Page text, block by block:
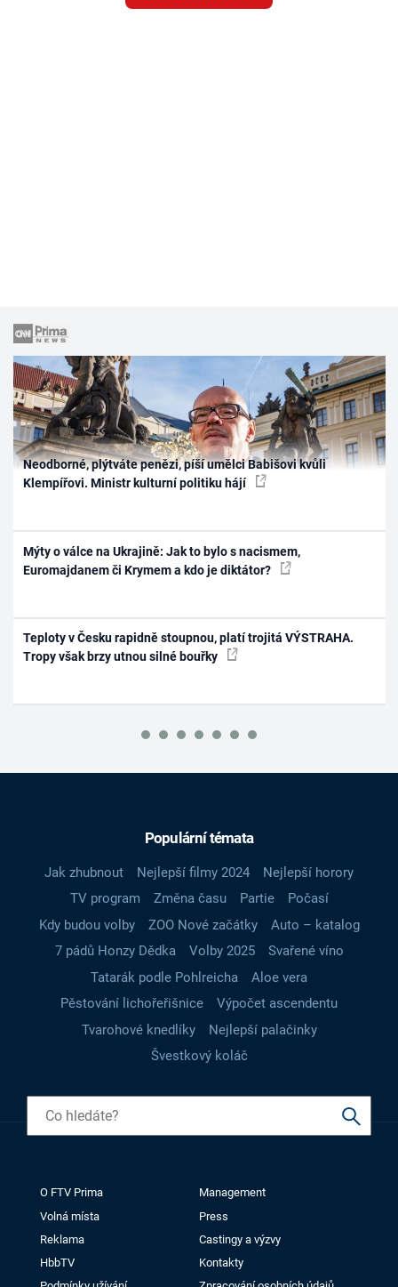
Neodborné, plýtváte penězi, píší umělci Babišovi kvůli
Klempířovi. Ministr kulturní politiku hájí
Mýty o válce na Ukrajině: Jak to bylo s nacismem,
Euromajdanem či Krymem a kdo je diktátor?
Teploty v Česku rapidně stoupnou, platí trojitá VÝSTRAHA.
Tropy však brzy utnou silné bouřky
Populární témata
Jak zhubnout Nejlepší filmy 2024
Nejlepší horory
TV program
Změna času Partie
Počasí
Kdy budou volby
ZOO Nové začátky
Auto – katalog
7 pádů Honzy Dědka
Volby 2025
Svařené víno
Tatarák podle Pohlreicha
Aloe vera
Pěstování lichořeřišnice
Výpočet ascendentu
Tvarohové knedlíky
Nejlepší palačinky
Švestkový koláč
O FTV Prima
Management
Volná místa
Press
Reklama
Castingy a výzvy
HbbTV
Kontakty